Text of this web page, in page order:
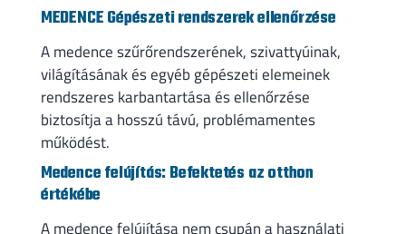
MEDENCE Gépészeti rendszerek ellenőrzése
A medence szűrőrendszerének, szivattyúinak,
világításának és egyéb gépészeti elemeinek
rendszeres karbantartása és ellenőrzése
biztosítja a hosszú távú, problémamentes
működést.
Medence felújítás: Befektetés az otthon
értékébe
A medence felújítása nem csupán a használati